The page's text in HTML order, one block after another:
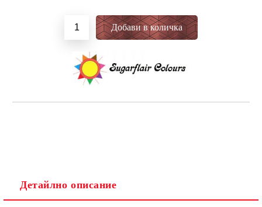
Детайлно описание